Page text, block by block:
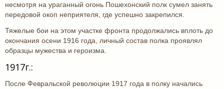
несмотря на ураганный огонь Пошехонский полк сумел занять
передовой окоп неприятеля, где успешно закрепился.
Тяжелые бои на этом участке фронта продолжались вплоть до
окончания осени 1916 года, личный состав полка проявлял
образцы мужества и героизма.
1917г.:
После Февральской революции 1917 года в полку начались